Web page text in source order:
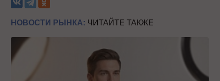
НОВОСТИ РЫНКА: ЧИТАЙТЕ ТАКЖЕ